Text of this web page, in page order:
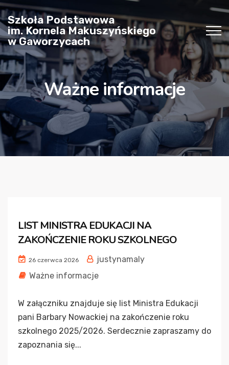
Szkoła Podstawowa
im. Kornela Makuszyńskiego
w Gaworzycach
Ważne informacje
LIST MINISTRA EDUKACJI NA
ZAKOŃCZENIE ROKU SZKOLNEGO
26 czerwca 2026
justynamaly
Ważne informacje
W załączniku znajduje się list Ministra Edukacji
pani Barbary Nowackiej na zakończenie roku
szkolnego 2025/2026. Serdecznie zapraszamy do
zapoznania się...